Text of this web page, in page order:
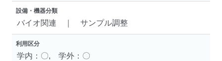
設備・機器分類
バイオ関連 ｜ サンプル調整
利用区分
学内：〇, 学外：〇